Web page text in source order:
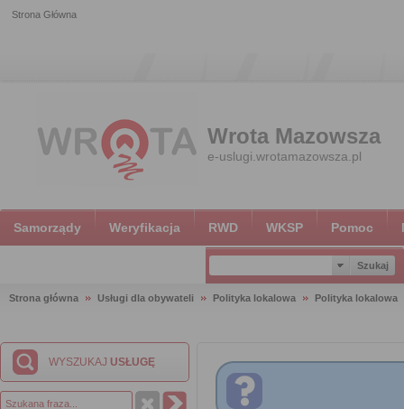
Strona Główna
Wrota Mazowsza
e-uslugi.wrotamazowsza.pl
Samorządy Weryfikacja RWD WKSP Pomoc
Strona główna Usługi dla obywateli Polityka lokalowa Polityka lokalowa
WYSZUKAJ USŁUGĘ